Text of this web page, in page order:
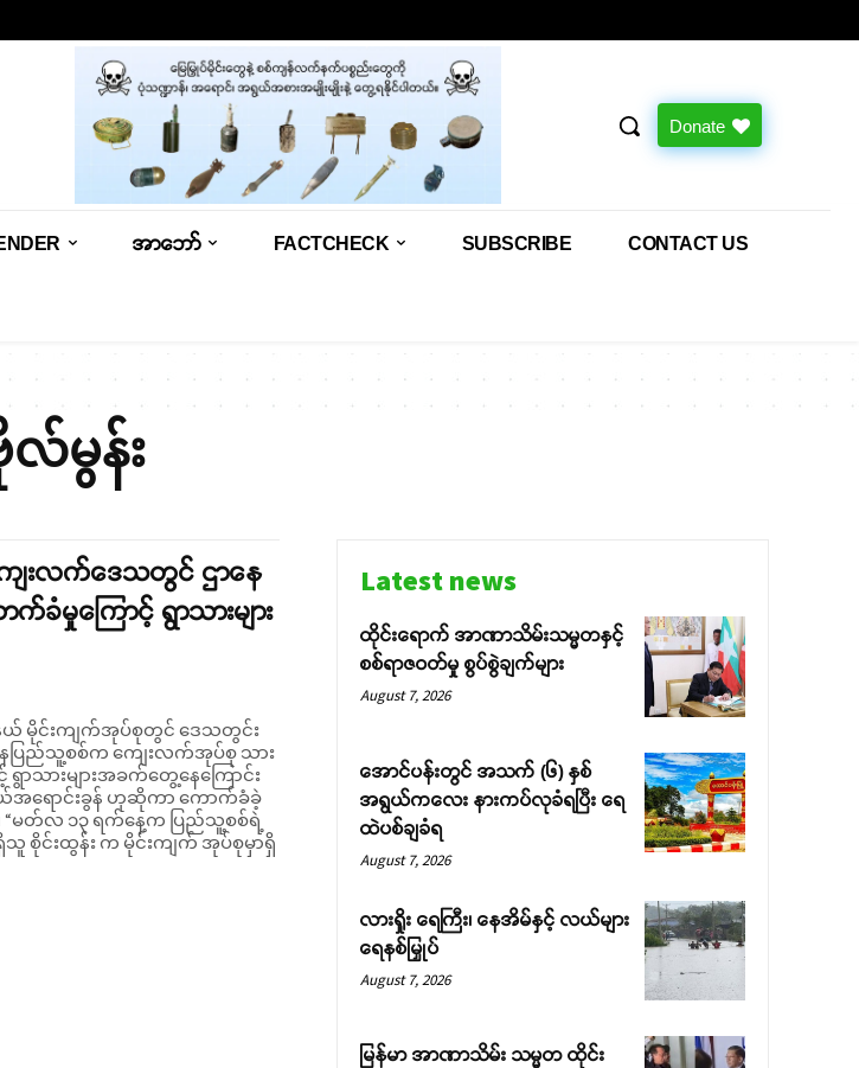
Donate
အာဘော် FACTCHECK SUBSCRIBE CONTACT US
လ်မွန်း
ေးလက်ဒေသတွင် ဌာနေ
ခံမှုကြောင့် ရွာသားများ
နယ် မိုင်းကျက်အုပ်စုတွင် ဒေသတွင်း
ပြည်သူ့စစ်က ကျေးလက်အုပ်စု သား
ရွာသားများအခက်တွေ့နေကြောင်း
စိုင်းထွန်း က မိုင်းကျက် အုပ်စုမှာရှိ
Latest news
ထိုင်းရောက် အာဏာသိမ်းသမ္မတနှင့်
စစ်ရာဇဝတ်မှု စွပ်စွဲချက်များ
August 7, 2026
အောင်ပန်းတွင် အသက် (၆) နှစ်
အရွယ်ကလေး နားကပ်လုခံရပြီး ရေ
ထဲပစ်ချခံရ
August 7, 2026
လားရှိုး ရေကြီး၊ နေအိမ်နှင့် လယ်များ
ရေနစ်မြှုပ်
August 7, 2026
မြန်မာ အာဏာသိမ်း သမ္မတ ထိုင်း